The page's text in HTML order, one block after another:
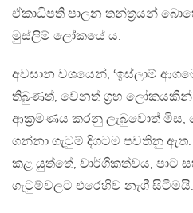
ඒකාධිපති පාලන තන්ත‍්‍රයන්
මුස්ලිම් ලෝකයේ ය.
අවසාන වශයෙන්, ‘ඉස්ලාම්
තිබුණත්, වෙනත් ග‍්‍රහ ලෝකයකින්
ආක‍්‍රමණය කරනු ලැබුවොත් මිස,
ගන්නා ගැටුම් දිගටම පවතිනු
කළ යුත්තේ, වාර්ගිකත්වය, පාට
ගැටුම්වලට එරෙහිව නැගී සිටීමයි.